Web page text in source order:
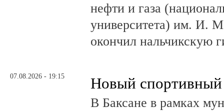
нефти и газа
университета) им. И.
окончил нальчикскую
07.08.2026 - 19:15 Новый спортивный
В Баксане в рамках